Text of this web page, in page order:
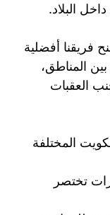
البلاد.
فريقنا أفضلية
المناطق،
العقبات
المختلفة
تختصر